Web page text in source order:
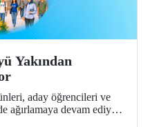
Yakından
aday öğrencileri ve
ağırlamaya devam ediyor.